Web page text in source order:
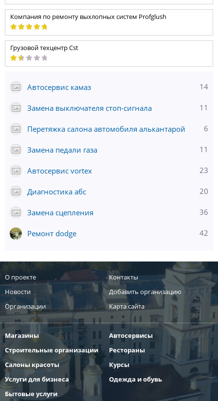
Компания по ремонту выхлопных систем Profglush
Грузовой техцентр Cst
Автосервис камаз 14
Замена выключателя стоп-сигнала 11
Перетяжка салона автомобиля алькантарой 6
Замена педали газа 11
Автосервис vortex 23
Диагностика абс 20
Замена сцепления 36
Ремонт dodge 42
О проекте
Новости
Организации
Контакты
Добавить организацию
Карта сайта
Магазины
Строительные организации
Салоны красоты
Услуги для бизнеса
Бытовые услуги
Автосервисы
Рестораны
Курсы
Одежда и обувь